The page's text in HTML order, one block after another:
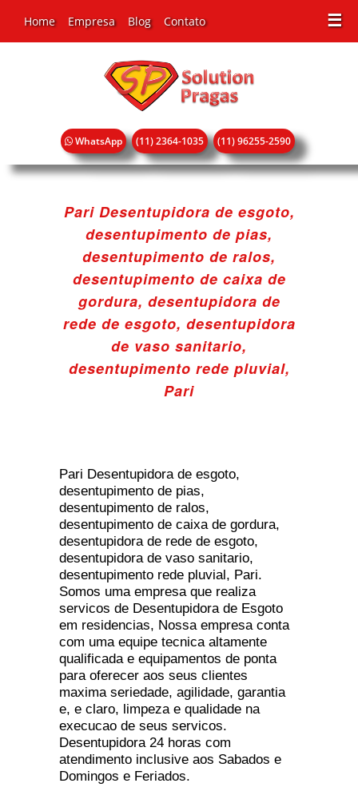
☰
Home Empresa Blog Contato
WhatsApp (11) 2364-1035 (11) 96255-2590
Pari Desentupidora de esgoto,
desentupimento de pias,
desentupimento de ralos,
desentupimento de caixa de
gordura, desentupidora de
rede de esgoto, desentupidora
de vaso sanitario,
desentupimento rede pluvial,
Pari
Pari Desentupidora de esgoto,
desentupimento de pias,
desentupimento de ralos,
desentupimento de caixa de gordura,
desentupidora de rede de esgoto,
desentupidora de vaso sanitario,
desentupimento rede pluvial, Pari.
Somos uma empresa que realiza
servicos de Desentupidora de Esgoto
em residencias, Nossa empresa conta
com uma equipe tecnica altamente
qualificada e equipamentos de ponta
para oferecer aos seus clientes
maxima seriedade, agilidade, garantia
e, e claro, limpeza e qualidade na
execucao de seus servicos.
Desentupidora 24 horas com
atendimento inclusive aos Sabados e
Domingos e Feriados.